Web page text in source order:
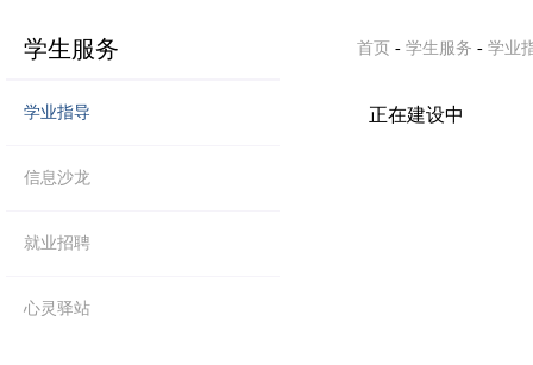
学生服务
学业指导
信息沙龙
就业招聘
心灵驿站
首页 - 学生服务 - 学业
正在建设中